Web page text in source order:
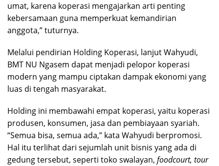
umat, karena koperasi mengajarkan arti penting
kebersamaan guna memperkuat kemandirian
anggota,” tuturnya.
Melalui pendirian Holding Koperasi, lanjut Wahyudi,
BMT NU Ngasem dapat menjadi pelopor koperasi
modern yang mampu ciptakan dampak ekonomi yang
luas di tengah masyarakat.
Holding ini membawahi empat koperasi, yaitu koperasi
produsen, konsumen, jasa dan pembiayaan syariah.
“Semua bisa, semua ada,” kata Wahyudi berpromosi.
Hal itu terlihat dari sejumlah unit bisnis yang ada di
gedung tersebut, seperti toko swalayan, foodcourt, tour